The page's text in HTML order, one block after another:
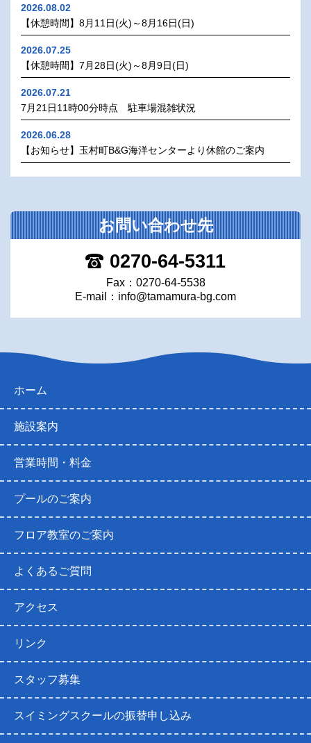
2026.08.02
【休憩時間】8月11日(火)～8月16日(日)
2026.07.25
【休憩時間】7月28日(火)～8月9日(日)
2026.07.21
7月21日11時00分時点 駐車場混雑状況
2026.06.28
【お知らせ】玉村町B&G海洋センターより休館のご案内
お問い合わせ先
0270-64-5311
Fax：0270-64-5538
E-mail： info@tamamura-bg.com
ホーム
施設案内
営業時間・料金
プールのご案内
フロア教室のご案内
よくあるご質問
アクセス
リンク
スタッフ募集
スイミングスクールの振替申し込み